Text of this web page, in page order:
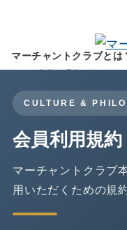
マーチャントクラブとは
CULTURE &
会員利用規約
マーチャントクラブ
用いただくための規